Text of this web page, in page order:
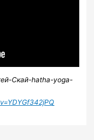
Скай-hatha-yoga-